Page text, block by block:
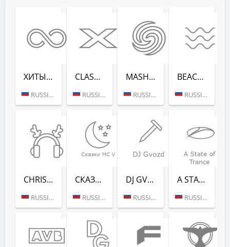
ХИТЫ ВСЕХ ВРЕ­МЕН (RADIO RECORD)
RUSSIA (MOSCOW)
CLASSIX (RADIO RECORD)
RUSSIA (MOSCOW)
MASHUP (РАДИО РЕКОРД)
RUSSIA (MOSCOW)
BEACH PARTY (РАДИО РЕКОРД)
RUSSIA (SAINT PETERSBURG)
CHRISTMAS CHILL (РАДИО РЕКОРД)
RUSSIA (MOSCOW)
СКАЗ­КИ MC V (РАДИО РЕКОРД)
RUSSIA (MOSCOW)
DJ GVOZD - RADIO RECORD
RUSSIA (MOSCOW)
A STATE OF TRANCE - RADIO RECORD
RUSSIA (MOSCOW)